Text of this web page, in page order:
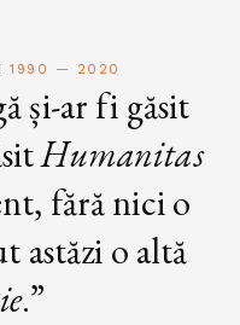
1990 — 2020
și-ar fi găsit
Humanitas
fără nici o
astăzi o altă
.”